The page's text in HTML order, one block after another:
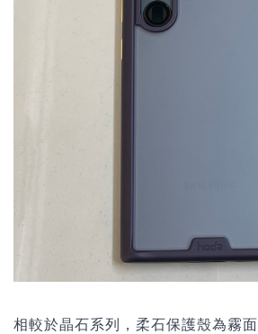
相較於晶石系列，柔石保護殼為霧